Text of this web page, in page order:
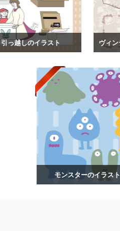
引っ越しのイラスト
モンスターのイラスト